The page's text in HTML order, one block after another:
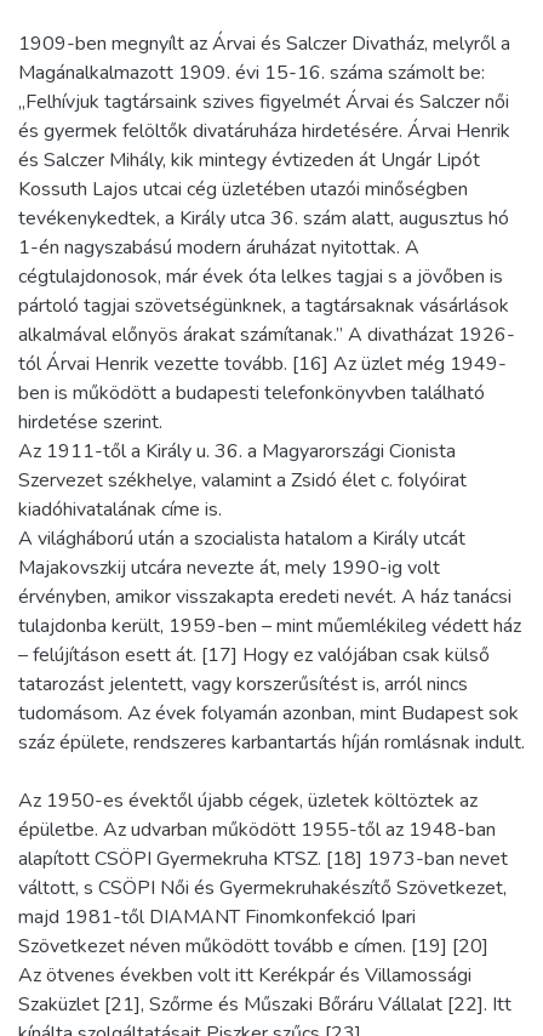
1909-ben megnyílt az Árvai és Salczer Divatház, melyről a
Magánalkalmazott 1909. évi 15-16. száma számolt be:
„Felhívjuk tagtársaink szives figyelmét Árvai és Salczer női
és gyermek felöltők divatáruháza hirdetésére. Árvai Henrik
és Salczer Mihály, kik mintegy évtizeden át Ungár Lipót
Kossuth Lajos utcai cég üzletében utazói minőségben
tevékenykedtek, a Király utca 36. szám alatt, augusztus hó
1-én nagyszabású modern áruházat nyitottak. A
cégtulajdonosok, már évek óta lelkes tagjai s a jövőben is
pártoló tagjai szövetségünknek, a tagtársaknak vásárlások
alkalmával előnyös árakat számítanak.” A divatházat 1926-
tól Árvai Henrik vezette tovább. [16] Az üzlet még 1949-
ben is működött a budapesti telefonkönyvben található
hirdetése szerint.
Az 1911-től a Király u. 36. a Magyarországi Cionista
Szervezet székhelye, valamint a Zsidó élet c. folyóirat
kiadóhivatalának címe is.
A világháború után a szocialista hatalom a Király utcát
Majakovszkij utcára nevezte át, mely 1990-ig volt
érvényben, amikor visszakapta eredeti nevét. A ház tanácsi
tulajdonba került, 1959-ben – mint műemlékileg védett ház
– felújításon esett át. [17] Hogy ez valójában csak külső
tatarozást jelentett, vagy korszerűsítést is, arról nincs
tudomásom. Az évek folyamán azonban, mint Budapest sok
száz épülete, rendszeres karbantartás híján romlásnak indult.
Az 1950-es évektől újabb cégek, üzletek költöztek az
épületbe. Az udvarban működött 1955-től az 1948-ban
alapított CSÖPI Gyermekruha KTSZ. [18] 1973-ban nevet
váltott, s CSÖPI Női és Gyermekruhakészítő Szövetkezet,
majd 1981-től DIAMANT Finomkonfekció Ipari
Szövetkezet néven működött tovább e címen. [19] [20]
Az ötvenes években volt itt Kerékpár és Villamossági
Szaküzlet [21], Szőrme és Műszaki Bőráru Vállalat [22]. Itt